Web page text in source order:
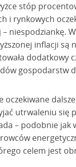
stóp
i rynkowych
niespodziankę.
inflacji są
dodatkowy
gospodarstw
oczekiwane
utrwaleniu się
– podobnie
celem jest